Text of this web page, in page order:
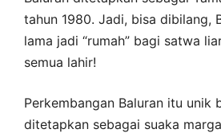
tahun 1980. Jadi, bisa dibilang,
lama jadi “rumah” bagi satwa
semua lahir!
Perkembangan Baluran itu unik
ditetapkan sebagai suaka